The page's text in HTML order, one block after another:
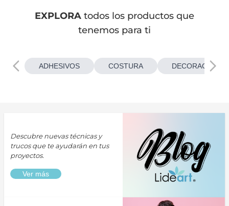
EXPLORA todos los productos que
tenemos para ti
ADHESIVOS COSTURA
Descubre nuevas técnicas y
trucos que te ayudarán en tus
proyectos.
Ver más